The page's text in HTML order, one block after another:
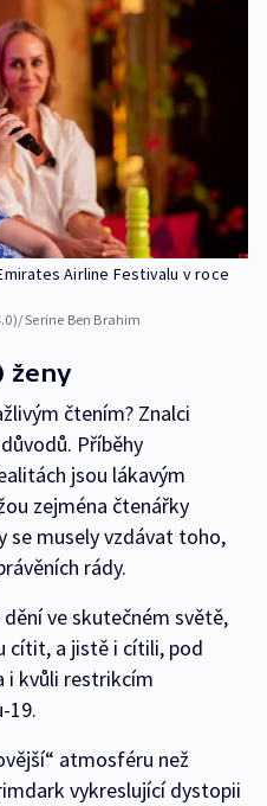
Airline Festivalu v roce
Serine Ben Brahim
ženy
čtením? Znalci
Příběhy
jsou lákavým
zejména čtenářky
se musely vzdávat toho,
rády.
ve skutečném světě,
cítit, a jistě i cítili, pod
i kvůli restrikcím
19.
atmosféru než
vykreslující dystopii